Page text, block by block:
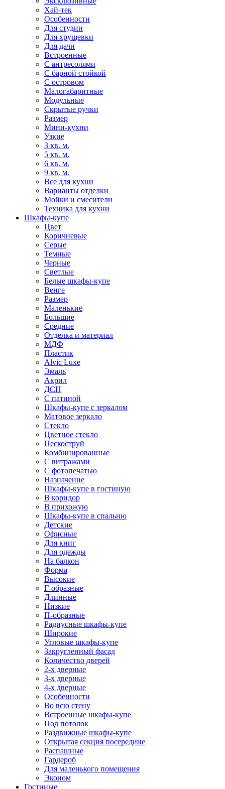
Хай-тек
Особенности
Для студии
Для хрущевки
Для дачи
Встроенные
С антресолями
С барной стойкой
С островом
Малогабаритные
Модульные
Скрытые ручки
Размер
Мини-кухни
Узкие
3 кв. м.
5 кв. м.
6 кв. м.
9 кв. м.
Все для кухни
Варианты отделки
Мойки и смесители
Техника для кухни
Шкафы-купе
Цвет
Коричневые
Серые
Темные
Черные
Светлые
Белые шкафы-купе
Венге
Размер
Маленькие
Большие
Средние
Отделка и материал
МДФ
Пластик
Alvic Luxe
Эмаль
Акрил
ДСП
С патиной
Шкафы-купе с зеркалом
Матовое зеркало
Стекло
Цветное стекло
Пескоструй
Комбинированные
С витражами
С фотопечатью
Назначение
Шкафы-купе в гостиную
В коридор
В прихожую
Шкафы-купе в спальню
Детские
Офисные
Для книг
Для одежды
На балкон
Форма
Высокие
Г-образные
Длинные
Низкие
П-образные
Радиусные шкафы-купе
Широкие
Угловые шкафы-купе
Закругленный фасад
Количество дверей
2-х дверные
3-х дверные
4-х дверные
Особенности
Во всю стену
Встроенные шкафы-купе
Под потолок
Раздвижные шкафы-купе
Открытая секция посередине
Распашные
Гардероб
Для маленького помещения
Эконом
Гостиные